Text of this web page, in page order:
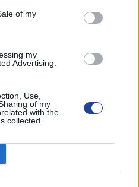
of my
my
Advertising.
Use,
of my
with the
collected.